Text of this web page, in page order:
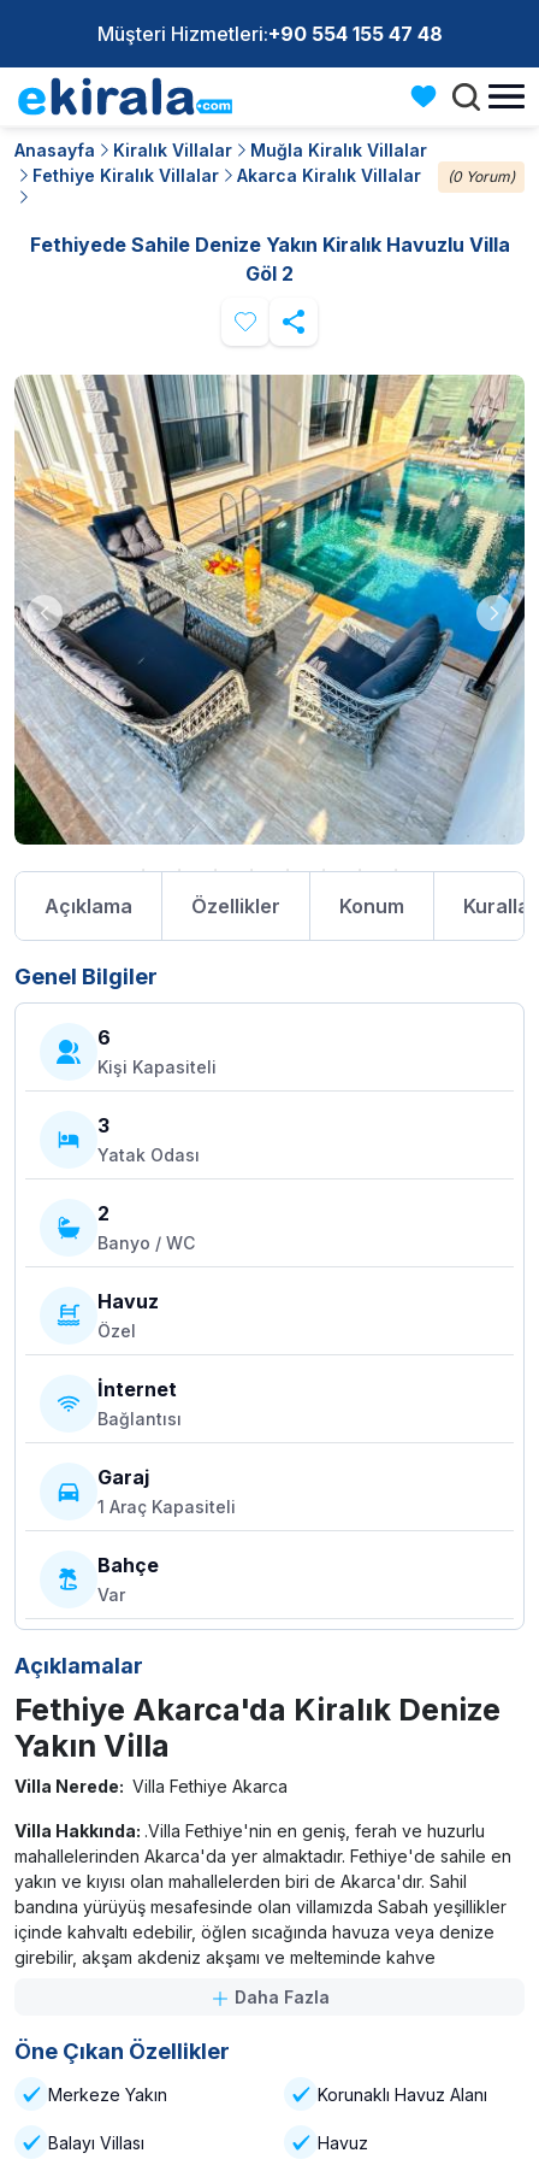
Müşteri Hizmetleri:+90 554 155 47 48
Anasayfa Kiralık Villalar
Muğla Kiralık Villalar
Fethiye Kiralık Villalar
Akarca Kiralık Villalar (0 Yorum)
Fethiyede Sahile Denize Yakın Kiralık Havuzlu Villa
Göl 2
Açıklama Özellikler Konum Kurallar
Genel Bilgiler
6
Kişi Kapasiteli
3
Yatak Odası
2
Banyo / WC
Havuz
Özel
İnternet
Bağlantısı
Garaj
1 Araç Kapasiteli
Bahçe
Var
Açıklamalar
Fethiye Akarca'da Kiralık Denize
Yakın Villa
Villa Nerede: Villa Fethiye Akarca
Villa Hakkında: .Villa Fethiye'nin en geniş, ferah ve huzurlu
mahallelerinden Akarca'da yer almaktadır. Fethiye'de sahile en
yakın ve kıyısı olan mahallelerden biri de Akarca'dır. Sahil
bandına yürüyüş mesafesinde olan villamızda Sabah yeşillikler
içinde kahvaltı edebilir, öğlen sıcağında havuza veya denize
girebilir, akşam akdeniz akşamı ve melteminde kahve
dinlenebileceğiniz imkanlar villamızda mevcuttur. Villamız sahile
olduğu için Fethiye'yi gezme imkanına sahiptir. Villa çevresinde
marketler bulunmaktadır. Villa'ya yakın bölgede sağlık kuruluşları
vardır. Sizde Fethiye'de denize sahile yakın özel havuzlu tatil
villası arıyorsanız Göl Villalarında ailenizle iyi bir tatil
Daha Fazla
Öne Çıkan Özellikler
Merkeze Yakın Korunaklı Havuz Alanı
Balayı Villası Havuz